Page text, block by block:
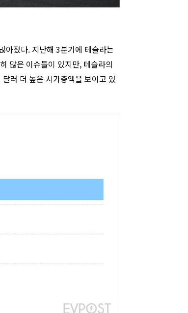
아졌다. 지난해 3분기에 테슬라는
많은 이슈들이 있지만, 테슬라의
러 더 높은 시가총액을 보이고 있